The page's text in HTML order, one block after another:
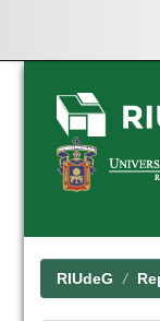
Skip
navigation
RIUdeG